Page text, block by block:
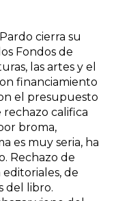
cierra su
Fondos de
las artes y el
financiamiento
el presupuesto
califica
broma,
es muy seria, ha
Rechazo de
de
del libro.